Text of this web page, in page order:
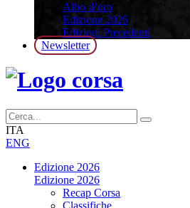
Albo d’oro
Edizione 2026
Edizioni Precedenti
Newsletter
ITA
ENG
Edizione 2026
Edizione 2026
Recap Corsa
Classifiche